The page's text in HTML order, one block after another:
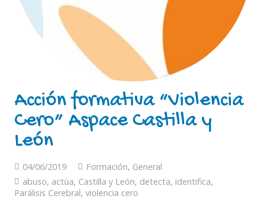
Acción formativa “Violencia
Cero” Aspace Castilla y
León
04/06/2019 Formación, General
abuso, actúa, Castilla y León, detecta, identifica,
Parálisis Cerebral, violencia cero